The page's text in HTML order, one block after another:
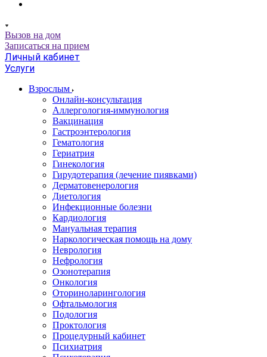
Вызов на дом
Записаться на прием
Личный кабинет
Услуги
Взрослым
Онлайн-консультация
Аллергология-иммунология
Вакцинация
Гастроэнтерология
Гематология
Гериатрия
Гинекология
Гирудотерапия (лечение пиявками)
Дерматовенерология
Диетология
Инфекционные болезни
Кардиология
Мануальная терапия
Наркологическая помощь на дому
Неврология
Нефрология
Озонотерапия
Онкология
Оториноларингология
Офтальмология
Подология
Проктология
Процедурный кабинет
Психиатрия